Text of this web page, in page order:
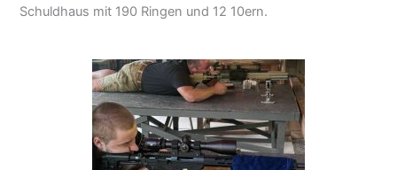
Schuldhaus mit 190 Ringen und 12 10ern.